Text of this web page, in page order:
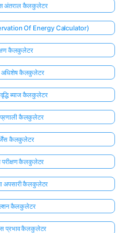
अंतराल कैलकुलेटर
Of Energy Calculator)
कैलकुलेटर
अधिशेष कैलकुलेटर
ब्याज कैलकुलेटर
कैलकुलेटर
कैलकुलेटर
कैलकुलेटर
अपसारी कैलकुलेटर
कैलकुलेटर
प्रभाव कैलकुलेटर